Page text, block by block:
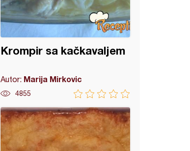
Krompir sa kačkavaljem
Autor: Marija Mirkovic
4855